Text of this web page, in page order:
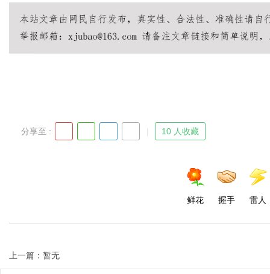
分享至 : 10 人收藏
鲜花 握手 雷人
上一篇：暂无